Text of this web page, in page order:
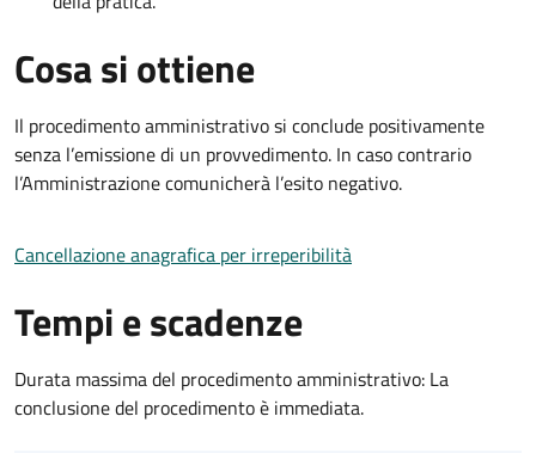
Cosa si ottiene
Il procedimento amministrativo si conclude positivamente
senza l’emissione di un provvedimento. In caso contrario
l’Amministrazione comunicherà l’esito negativo.
Cancellazione anagrafica per irreperibilità
Tempi e scadenze
Durata massima del procedimento amministrativo: La
conclusione del procedimento è immediata.